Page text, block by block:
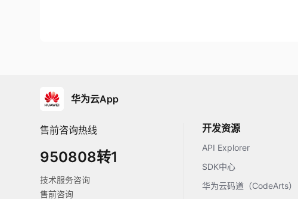
华为云App
售前咨询热线
950808转1
技术服务咨询
售前咨询
开发资源
API Explorer
SDK中心
华为云码道（CodeArts）